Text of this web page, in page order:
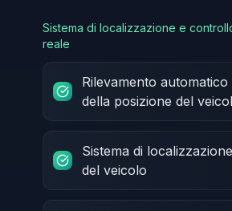
Sistema di localizzazione e
reale
Rilevamento
della posizione del
Sistema di
del veicolo